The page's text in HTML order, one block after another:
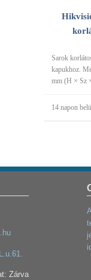
Sarok
kapukhoz.
mm (H × Sz
14 napon
Zárva